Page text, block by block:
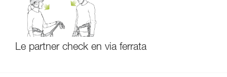
Le partner check en via ferrata